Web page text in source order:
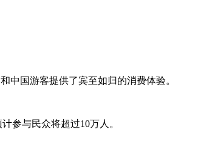
国游客提供了宾至如归的消费体验。
与民众将超过10万人。